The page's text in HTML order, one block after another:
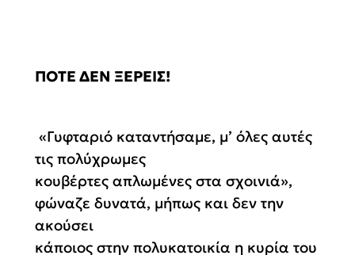
ΠΟΤΕ ΔΕΝ ΞΕΡΕΙΣ!
«Γυφταριό καταντήσαμε, μ’ όλες αυτές
τις πολύχρωμες
κουβέρτες απλωμένες στα σχοινιά»,
φώναζε δυνατά, μήπως και δεν την
ακούσει
κάποιος στην πολυκατοικία η κυρία του